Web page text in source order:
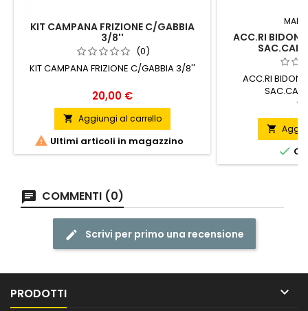
KIT CAMPANA FRIZIONE C/GABBIA
3/8''
(0)
KIT CAMPANA FRIZIONE C/GABBIA 3/8''
Prezzo
20,00 €
 Aggiungi al carrello
 Ultimi articoli in magazzino
ACC.RI
ACC.RI


COMMENTI (0)
Scrivi per primo una recensione
PRODOTTI 